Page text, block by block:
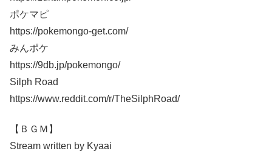
ポケマピ
https://pokemongo-get.com/
みんポケ
https://9db.jp/pokemongo/
Silph Road
https://www.reddit.com/r/TheSilphRoad/
【ＢＧＭ】
Stream written by Kyaai